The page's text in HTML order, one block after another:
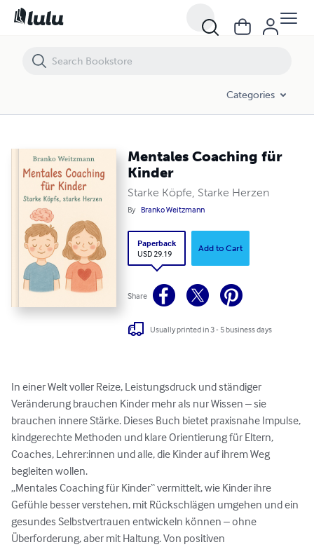
Categories
Mentales Coaching für
Kinder
Starke Köpfe, Starke Herzen
By Branko Weitzmann
Paperback
USD 29.19
Add to Cart
Share
Usually printed in 3 - 5 business days
In einer Welt voller Reize, Leistungsdruck und ständiger
Veränderung brauchen Kinder mehr als nur Wissen – sie
brauchen innere Stärke. Dieses Buch bietet praxisnahe Impulse,
kindgerechte Methoden und klare Orientierung für Eltern,
Coaches, Lehrer:innen und alle, die Kinder auf ihrem Weg
begleiten wollen.
„Mentales Coaching für Kinder“ vermittelt, wie Kinder ihre
Gefühle besser verstehen, mit Rückschlägen umgehen und ein
gesundes Selbstvertrauen entwickeln können – ohne
Überforderung, aber mit Haltung. Von positiven
Mentales Coaching für Kinder